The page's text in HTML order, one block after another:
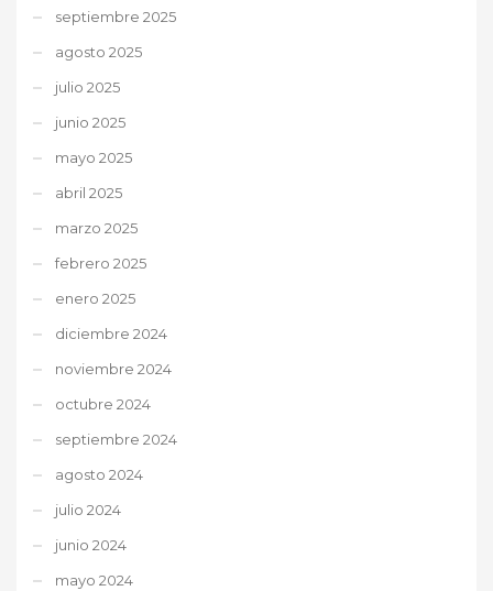
septiembre 2025
agosto 2025
julio 2025
junio 2025
mayo 2025
abril 2025
marzo 2025
febrero 2025
enero 2025
diciembre 2024
noviembre 2024
octubre 2024
septiembre 2024
agosto 2024
julio 2024
junio 2024
mayo 2024